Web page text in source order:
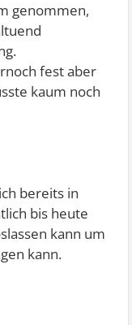
genommen,
fest aber
kaum noch
bereits in
bis heute
kann um
kann.